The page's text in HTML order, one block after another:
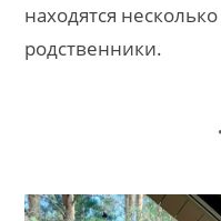
находятся
родственники.